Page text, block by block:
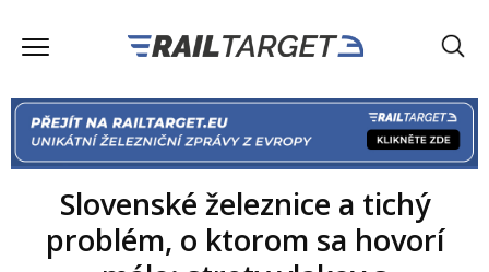
Slovenské železnice a tichý
problém, o ktorom sa hovorí